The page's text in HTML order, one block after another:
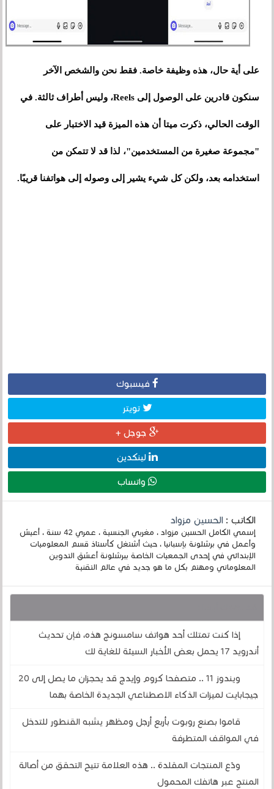
على أية حال، هذه وظيفة خاصة. فقط نحن والشخص الآخر
سنكون قادرين على الوصول إلى Reels، وليس أطراف ثالثة. في
الوقت الحالي، ذكرت ميتا أن هذه الميزة قيد الاختبار على
"مجموعة صغيرة من المستخدمين"، لذا قد لا تتمكن من
استخدامه بعد، ولكن كل شيء يشير إلى وصوله إلى هواتفنا قريبًا.
فيسبوك
تويتر
جوجل +
لينكدين
واتساب
الكاتب :الحسين مزواد
إسمي الكامل الحسين مزواد ، مغربي الجنسية ، عمري 42 سنة ، أعيش
وأعمل في برشلونة بإسبانيا ، حيث أشتغل كأستاذ قسم المعلوميات
الإبتدائي في إحدى الجمعيات الخاصة ببرشلونة أعشق التدوين
المعلوماتي ومهتم بكل ما هو جديد في عالم التقنية
إذا كنت تمتلك أحد هواتف سامسونج هذه، فإن تحديث
أندرويد 17 يحمل بعض الأخبار السيئة للغاية لك
ويندوز 11 .. متصفحا كروم وإيدج قد يحجزان ما يصل إلى 20
جيجابايت لميزات الذكاء الاصطناعي الجديدة الخاصة بهما
قاموا بصنع روبوت بأربع أرجل ومظهر يشبه القنطور للتدخل
في المواقف المتطرفة
ودّع المنتجات المقلدة .. هذه العلامة تتيح التحقق من أصالة
المنتج عبر هاتفك المحمول